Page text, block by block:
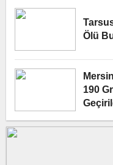
Ölü
190